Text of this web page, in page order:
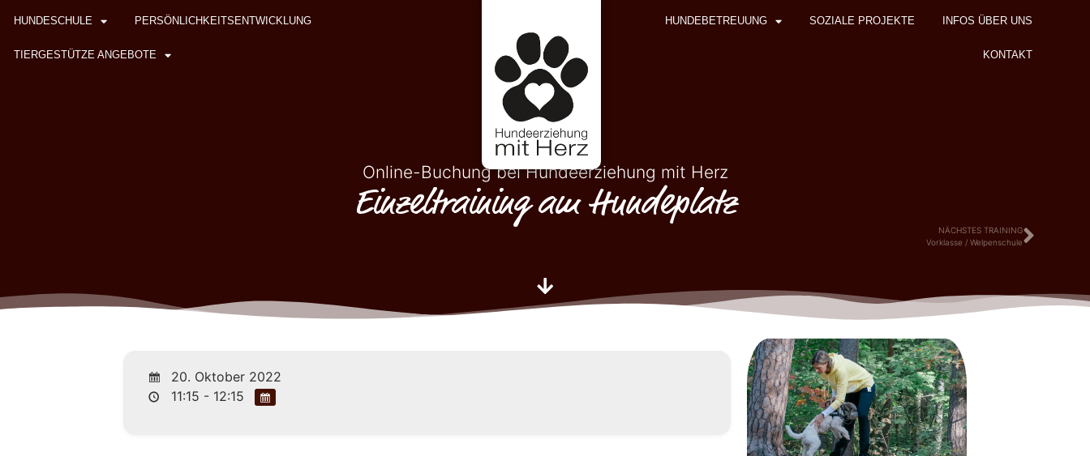
HUNDESCHULE PERSÖNLICHKEITSENTWICKLUNG
TIERGESTÜTZE ANGEBOTE
HUNDEBETREUUNG SOZIALE PROJEKTE INFOS ÜBER UNS
KONTAKT
Online-Buchung bei Hundeerziehung mit Herz
Einzeltraining am Hundeplatz
NÄCHSTES TRAINING
Vorklasse / Welpenschule
20. Oktober 2022
11:15 - 12:15